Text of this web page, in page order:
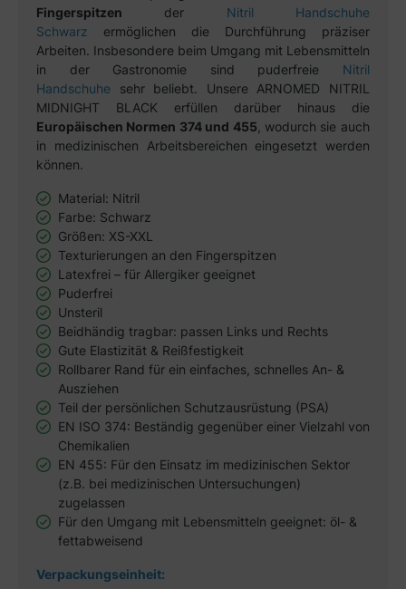
Fingerspitzen der Nitril Handschuhe
Schwarz ermöglichen die Durchführung präziser
Arbeiten. Insbesondere beim Umgang mit Lebensmitteln
in der Gastronomie sind puderfreie Nitril
Handschuhe sehr beliebt. Unsere ARNOMED NITRIL
MIDNIGHT BLACK erfüllen darüber hinaus die
Europäischen Normen 374 und 455 , wodurch sie auch
in medizinischen Arbeitsbereichen eingesetzt werden
können.
Material: Nitril
Farbe: Schwarz
Größen: XS-XXL
Texturierungen an den Fingerspitzen
Latexfrei – für Allergiker geeignet
Puderfrei
Unsteril
Beidhändig tragbar: passen Links und Rechts
Gute Elastizität & Reißfestigkeit
Rollbarer Rand für ein einfaches, schnelles An- &
Ausziehen
Teil der persönlichen Schutzausrüstung (PSA)
EN ISO 374: Beständig gegenüber einer Vielzahl von
Chemikalien
EN 455: Für den Einsatz im medizinischen Sektor
(z.B. bei medizinischen Untersuchungen)
zugelassen
Für den Umgang mit Lebensmitteln geeignet: öl- &
fettabweisend
Verpackungseinheit: